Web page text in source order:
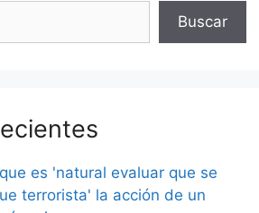
Buscar
es 'natural evaluar que se
terrorista' la acción de un